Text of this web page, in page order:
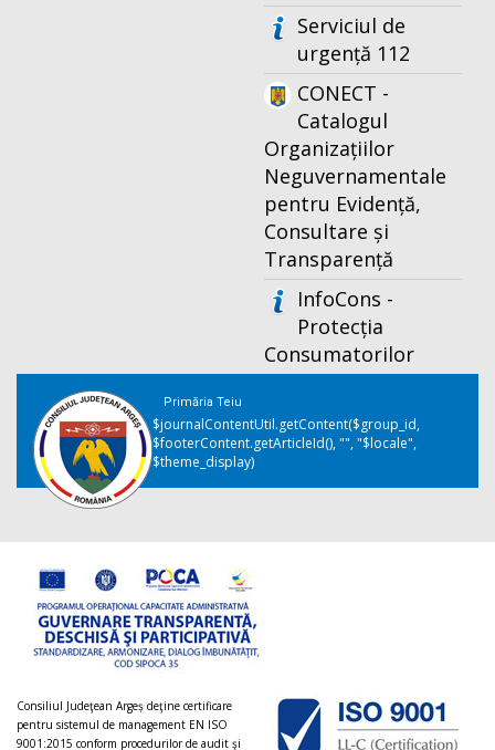
Serviciul de
urgență 112
CONECT -
Catalogul
Organizațiilor
Neguvernamentale
pentru Evidență,
Consultare și
Transparență
InfoCons -
Protecția
Consumatorilor
Primăria Teiu
$journalContentUtil.getContent($group_id,
$footerContent.getArticleId(), "", "$locale",
$theme_display)
Consiliul Judeţean Argeș deţine certificare
pentru sistemul de management EN ISO
9001:2015 conform procedurilor de audit şi